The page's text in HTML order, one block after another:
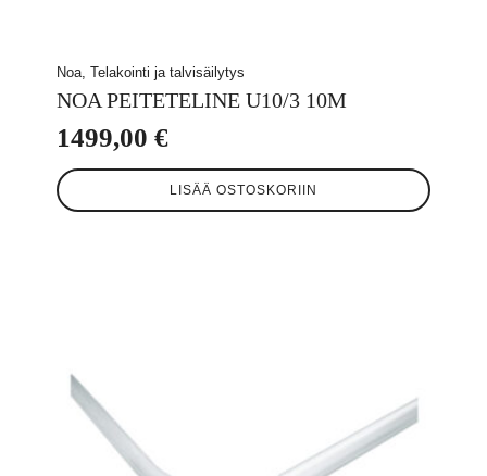
Noa, Telakointi ja talvisäilytys
NOA PEITETELINE U10/3 10M
1499,00 €
LISÄÄ OSTOSKORIIN